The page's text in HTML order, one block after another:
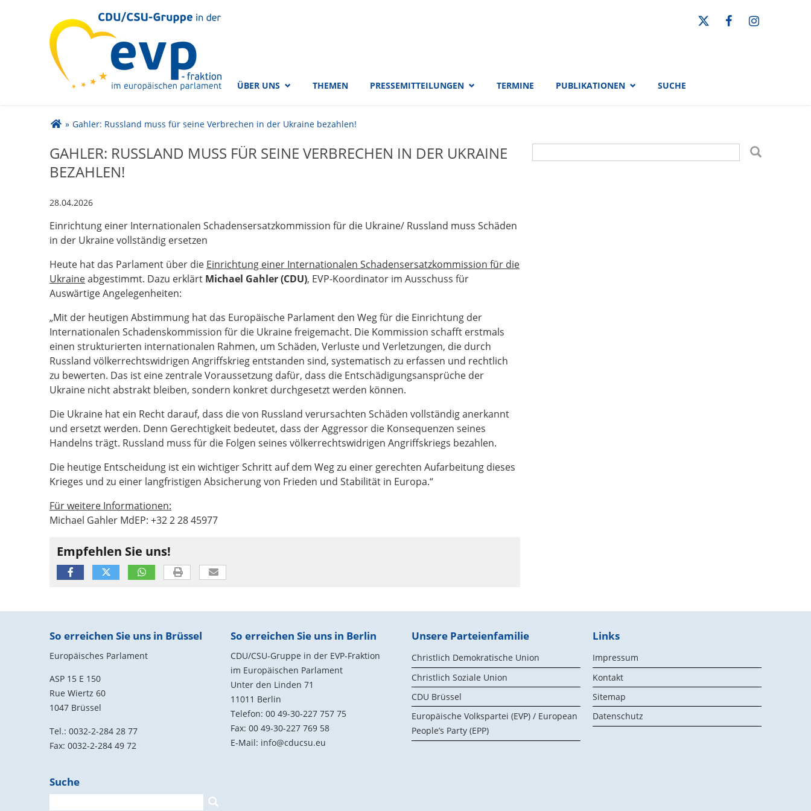
CDU/CSU-Gruppe in der EVP-Fraktion
im Europäischen Parlament
ÜBER UNS THEMEN PRESSEMITTEILUNGEN TERMINE PUBLIKATIONEN SUCHE
Sie sind hier
» Gahler: Russland muss für seine Verbrechen in der Ukraine bezahlen!
GAHLER: RUSSLAND MUSS FÜR SEINE VERBRECHEN IN DER UKRAINE
BEZAHLEN!
28.04.2026
Einrichtung einer Internationalen Schadensersatzkommission für die Ukraine/ Russland muss Schäden
in der Ukraine vollständig ersetzen
Heute hat das Parlament über die Einrichtung einer Internationalen Schadensersatzkommission für die
Ukraineabgestimmt. Dazu erklärt Michael Gahler (CDU), EVP-Koordinator im Ausschuss für
Auswärtige Angelegenheiten:
„Mit der heutigen Abstimmung hat das Europäische Parlament den Weg für die Einrichtung der
Internationalen Schadenskommission für die Ukraine freigemacht. Die Kommission schafft erstmals
einen strukturierten internationalen Rahmen, um Schäden, Verluste und Verletzungen, die durch
Russland völkerrechtswidrigen Angriffskrieg entstanden sind, systematisch zu erfassen und rechtlich
zu bewerten. Das ist eine zentrale Voraussetzung dafür, dass die Entschädigungsansprüche der
Ukraine nicht abstrakt bleiben, sondern konkret durchgesetzt werden können.
Die Ukraine hat ein Recht darauf, dass die von Russland verursachten Schäden vollständig anerkannt
und ersetzt werden. Denn Gerechtigkeit bedeutet, dass der Aggressor die Konsequenzen seines
Handelns trägt. Russland muss für die Folgen seines völkerrechtswidrigen Angriffskriegs bezahlen.
Die heutige Entscheidung ist ein wichtiger Schritt auf dem Weg zu einer gerechten Aufarbeitung dieses
Krieges und zu einer langfristigen Absicherung von Frieden und Stabilität in Europa.“
Für weitere Informationen:
Michael Gahler MdEP: +32 2 28 45977
Empfehlen Sie uns!
Suchformular
Fußbereich
So erreichen Sie uns in Brüssel
Europäisches Parlament
ASP 15 E 150
Rue Wiertz 60
1047 Brüssel
Tel.: 0032-2-284 28 77
Fax: 0032-2-284 49 72
So erreichen Sie uns in Berlin
CDU/CSU-Gruppe in der EVP-Fraktion
im Europäischen Parlament
Unter den Linden 71
11011 Berlin
Telefon: 00 49-30-227 757 75
Fax: 00 49-30-227 769 58
E-Mail: info@cducsu.eu
Unsere Parteienfamilie
Christlich Demokratische Union
Christlich Soziale Union
CDU Brüssel
Europäische Volkspartei (EVP) / European
People’s Party (EPP)
Links
Impressum
Kontakt
Sitemap
Datenschutz
Suche